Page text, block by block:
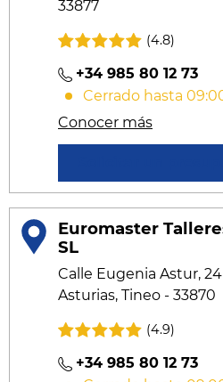
33877
(4.8)
+34 985 80 12 73
Cerrado hasta
Conocer más
Euromaster
SL
Calle Eugenia Astur,
Asturias, Tineo - 33870
(4.9)
+34 985 80 12 73